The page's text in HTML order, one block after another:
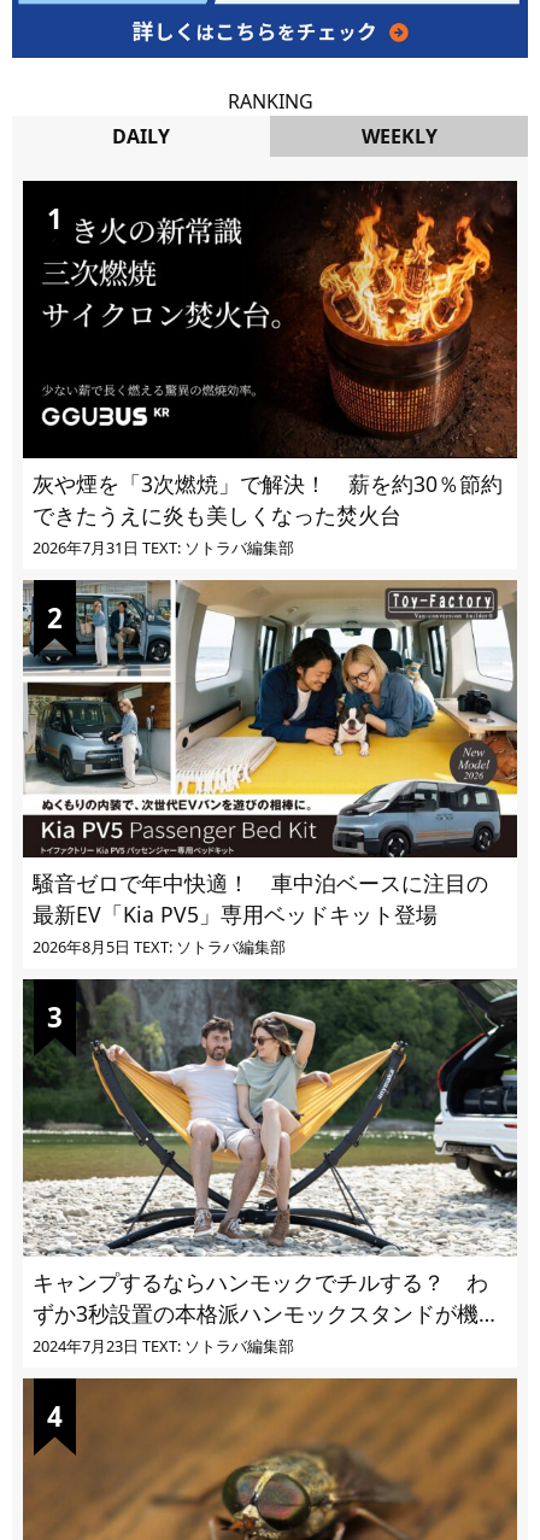
RANKING
DAILY
WEEKLY
灰や煙を「3次燃焼」で解決！ 薪を約30％節約
できたうえに炎も美しくなった焚火台
2026年7月31日 TEXT: ソトラバ編集部
騒音ゼロで年中快適！ 車中泊ベースに注目の
最新EV「Kia PV5」専用ベッドキット登場
2026年8月5日 TEXT: ソトラバ編集部
キャンプするならハンモックでチルする？ わ
ずか3秒設置の本格派ハンモックスタンドが機能
的過ぎる
2024年7月23日 TEXT: ソトラバ編集部